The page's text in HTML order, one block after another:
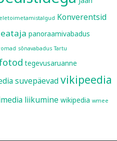
Konverentsid
panoraamivabadus
sõnavabadus Tartu
tegevusaruanne
suvepäevadvikipeedia
liikumine wikipedia wmee